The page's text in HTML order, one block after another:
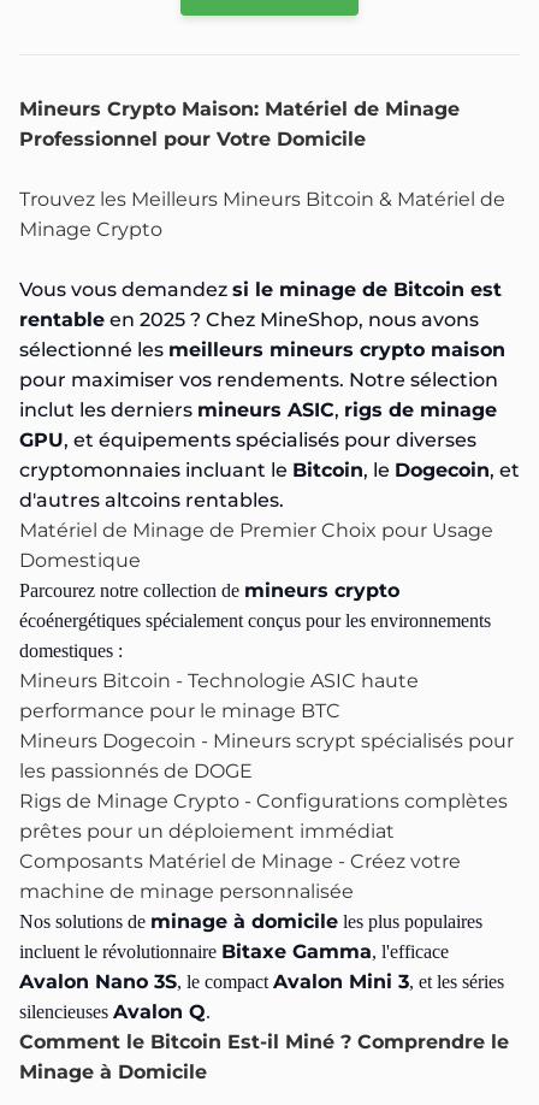
Mineurs Crypto Maison: Matériel de Minage
Professionnel pour Votre Domicile
Trouvez les Meilleurs Mineurs Bitcoin & Matériel de
Minage Crypto
Vous vous demandez si le minage de Bitcoin est
rentable en 2025 ? Chez MineShop, nous avons
sélectionné les meilleurs mineurs crypto maison
pour maximiser vos rendements. Notre sélection
inclut les derniers mineurs ASIC, rigs de minage
GPU, et équipements spécialisés pour diverses
cryptomonnaies incluant le Bitcoin, le Dogecoin, et
d'autres altcoins rentables.
Matériel de Minage de Premier Choix pour Usage
Domestique
Parcourez notre collection de mineurs crypto
écoénergétiques spécialement conçus pour les environnements
domestiques :
Mineurs Bitcoin - Technologie ASIC haute
performance pour le minage BTC
Mineurs Dogecoin - Mineurs scrypt spécialisés pour
les passionnés de DOGE
Rigs de Minage Crypto - Configurations complètes
prêtes pour un déploiement immédiat
Composants Matériel de Minage - Créez votre
machine de minage personnalisée
Nos solutions de minage à domicile les plus populaires
incluent le révolutionnaire Bitaxe Gamma, l'efficace
Avalon Nano 3S, le compact Avalon Mini 3, et les séries
silencieuses Avalon Q.
Comment le Bitcoin Est-il Miné ? Comprendre le
Minage à Domicile